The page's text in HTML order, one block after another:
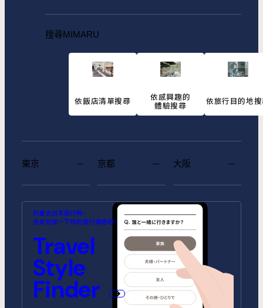
搜尋MIMARU
依飯店清單搜尋 依感興趣的
體驗搜尋 依旅行目的地
東京
MIMARU SUITES 東京浅草
MIMARU東京 池袋
MIMARU SUITES 東京日本橋
MIMARU東京 錦糸町
MIMARU東京 STATION EAST
MIMARU東京 赤坂
MIMARU東京 上野稲荷町
MIMARU東京 上野NORTH
MIMARU東京 上野EAST
MIMARU東京 上野御徒町
MIMARU東京 新宿WEST
京都
MIMARU SUITES 京都
CENTRAL
MIMARU京都 河原町五条
MIMARU京都 STATION
MIMARU京都 新町三条
MIMARU京都 四条WEST(旧
MIMARU京都 西洞院高辻)
MIMARU京都 二条城
MIMARU SUITES 京都四条
大阪
MIMARU大阪 難波STATION
ANNEX (將於2026年10月1日開
MIMARU大阪 心斎橋CENTRAL
(將於2026年9月1日開幕)
MIMARU大阪 心斎橋NORTH
MIMARU大阪 心斎橋EAST
MIMARU大阪 難波STATION
MIMARU大阪 心斎橋WEST
MIMARU大阪 難波NORTH
計畫去日本旅行時，
先來測試一下你的旅行風格吧。
Travel
Style
Finder